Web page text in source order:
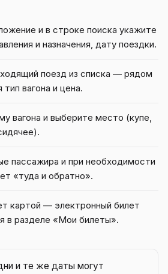
и в строке поиска укажите
и назначения, дату поездки.
поезд из списка — рядом
вагона и цена.
вагона и выберите место (купе,
пассажира и при необходимости
«туда и обратно».
картой — электронный билет
в разделе «Мои билеты».
и те же даты могут